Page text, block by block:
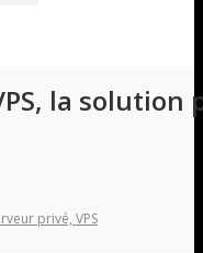
la
privé, VPS